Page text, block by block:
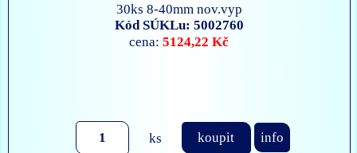
30ks 8-40mm nov.vyp
Kód SÚKLu: 5002760
cena:5124,22 Kč
ks koupit info